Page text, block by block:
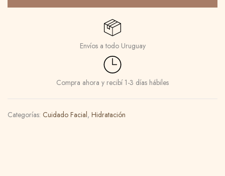
Envíos a todo Uruguay
Compra ahora y recibí 1-3 días hábiles
Categorías: Cuidado Facial, Hidratación